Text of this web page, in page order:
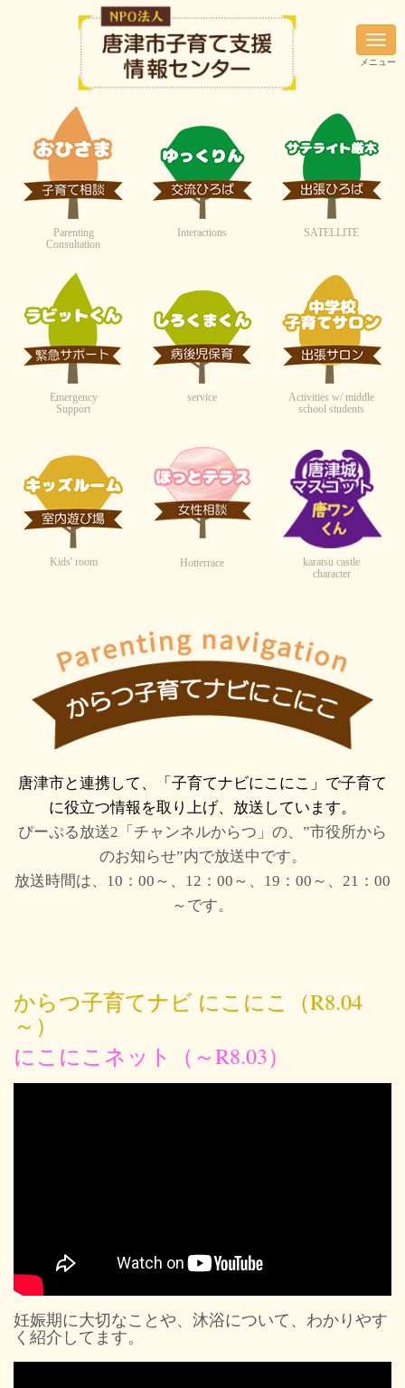
N
a
v
i
o
メニュー
Parenting
Consultation
Interactions SATELLITE
Emergency
Support
service
Activities w/ middle
school students
Kids' room Hotterrace
karatsu castle
character
唐津市と連携して、「子育てナビにこにこ」で子育て
に役立つ情報を取り上げ、放送しています。
ぴーぷる放送2「チャンネルからつ」の、”市役所から
のお知らせ”内で放送中です。
放送時間は、10：00～、12：00～、19：00～、21：00
～です。
からつ子育てナビ にこにこ（R8.04
～）
にこにこネット（～R8.03）
妊娠期に大切なことや、沐浴について、わかりやす
く紹介してます。